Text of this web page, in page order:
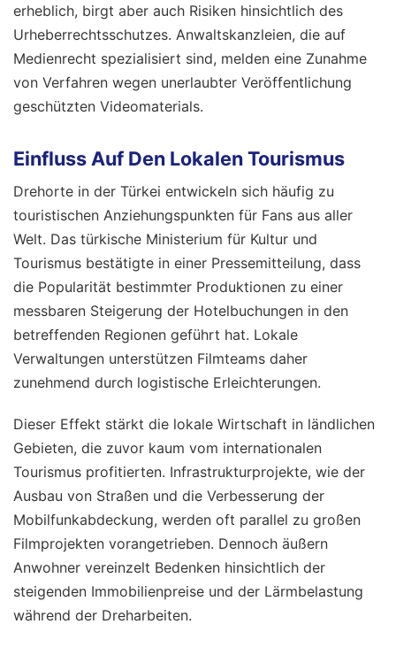
erheblich, birgt aber auch Risiken hinsichtlich des
Urheberrechtsschutzes. Anwaltskanzleien, die auf
Medienrecht spezialisiert sind, melden eine Zunahme
von Verfahren wegen unerlaubter Veröffentlichung
geschützten Videomaterials.
Einfluss Auf Den Lokalen Tourismus
Drehorte in der Türkei entwickeln sich häufig zu
touristischen Anziehungspunkten für Fans aus aller
Welt. Das türkische Ministerium für Kultur und
Tourismus bestätigte in einer Pressemitteilung, dass
die Popularität bestimmter Produktionen zu einer
messbaren Steigerung der Hotelbuchungen in den
betreffenden Regionen geführt hat. Lokale
Verwaltungen unterstützen Filmteams daher
zunehmend durch logistische Erleichterungen.
Dieser Effekt stärkt die lokale Wirtschaft in ländlichen
Gebieten, die zuvor kaum vom internationalen
Tourismus profitierten. Infrastrukturprojekte, wie der
Ausbau von Straßen und die Verbesserung der
Mobilfunkabdeckung, werden oft parallel zu großen
Filmprojekten vorangetrieben. Dennoch äußern
Anwohner vereinzelt Bedenken hinsichtlich der
steigenden Immobilienpreise und der Lärmbelastung
während der Dreharbeiten.